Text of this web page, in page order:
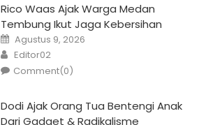
Rico Waas Ajak Warga Medan
Tembung Ikut Jaga Kebersihan
Posted
on
Agustus 9, 2026
Author
Editor02
Comment(0)
Dodi Ajak Orang Tua Bentengi Anak
Dari Gadget & Radikalisme